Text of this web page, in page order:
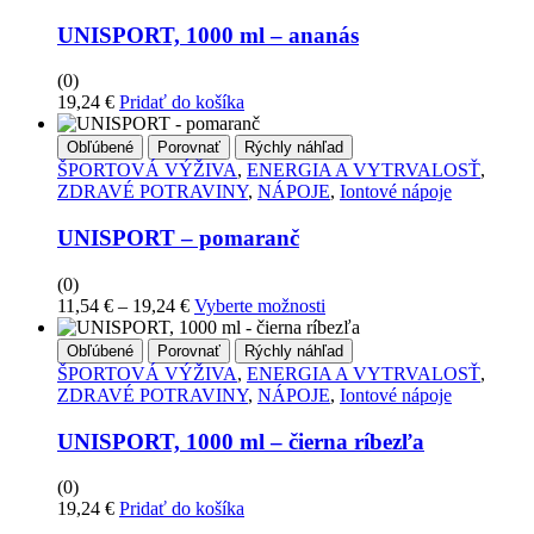
UNISPORT, 1000 ml – ananás
(0)
19,24 € Pridať do košíka
Obľúbené Porovnať Rýchly náhľad
ŠPORTOVÁ VÝŽIVA, ENERGIA A VYTRVALOSŤ,
ZDRAVÉ POTRAVINY, NÁPOJE, Iontové nápoje
UNISPORT – pomaranč
(0)
11,54 € – 19,24 €Price
range:
11,54 €
through
19,24 €
Vyberte možnosti
produkt
má
viacero
variantov.
môžete
Obľúbené Porovnať Rýchly náhľad
ŠPORTOVÁ VÝŽIVA, ENERGIA A VYTRVALOSŤ,
ZDRAVÉ POTRAVINY, NÁPOJE, Iontové nápoje
UNISPORT, 1000 ml – čierna ríbezľa
(0)
19,24 € Pridať do košíka